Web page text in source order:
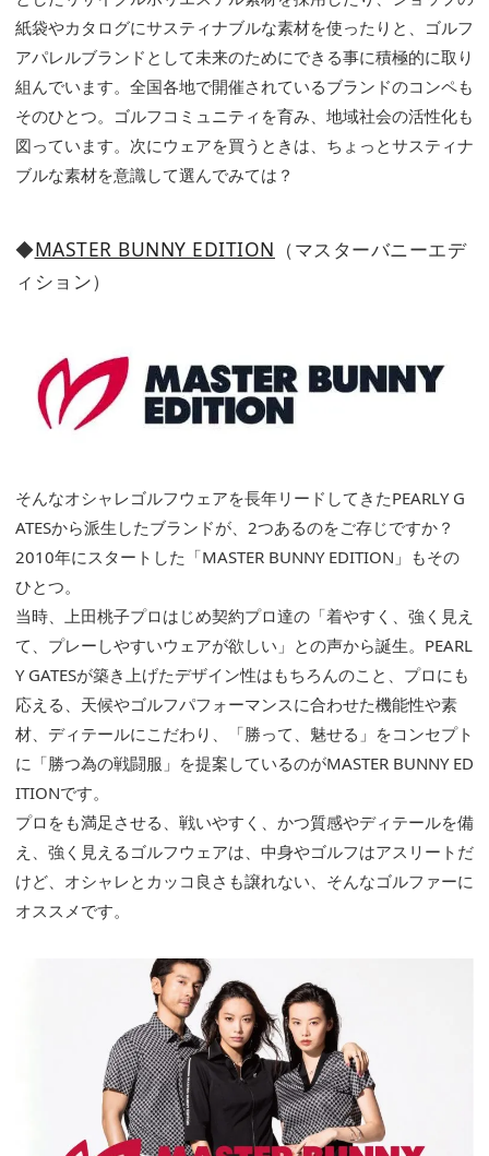
紙袋やカタログにサスティナブルな素材を使ったりと、ゴルフ
アパレルブランドとして未来のためにできる事に積極的に取り
組んでいます。全国各地で開催されているブランドのコンペも
そのひとつ。ゴルフコミュニティを育み、地域社会の活性化も
図っています。次にウェアを買うときは、ちょっとサスティナ
ブルな素材を意識して選んでみては？
◆MASTER BUNNY EDITION （マスターバニーエデ
ィション）
そんなオシャレゴルフウェアを長年リードしてきたPEARLY G
ATESから派生したブランドが、2つあるのをご存じですか？
2010年にスタートした「MASTER BUNNY EDITION」もその
ひとつ。
当時、上田桃子プロはじめ契約プロ達の「着やすく、強く見え
て、プレーしやすいウェアが欲しい」との声から誕生。PEARL
Y GATESが築き上げたデザイン性はもちろんのこと、プロにも
応える、天候やゴルフパフォーマンスに合わせた機能性や素
材、ディテールにこだわり、「勝って、魅せる」をコンセプト
に「勝つ為の戦闘服」を提案しているのがMASTER BUNNY ED
ITIONです。
プロをも満足させる、戦いやすく、かつ質感やディテールを備
え、強く見えるゴルフウェアは、中身やゴルフはアスリートだ
けど、オシャレとカッコ良さも譲れない、そんなゴルファーに
オススメです。